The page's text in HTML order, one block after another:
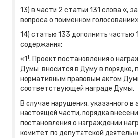
13) в части 2 статьи 131 слова «,
вопроса о поименном
14) статью 133 дополнить частью 1
содержания:
«11. Проект постановления о
Думы вносится в Думу в порядке,
нормативным правовым актом
соответствующей награде Думы.
В случае нарушения, указанного в
настоящей части, порядка
постановления о награждении
комитет по депутатской